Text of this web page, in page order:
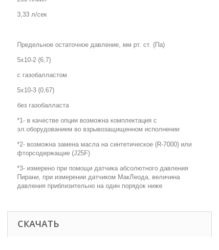
3,33 л/сек
Предельное остаточное давление, мм рт. ст. (Па)
5x10-2 (6,7)
с газобалластом
5x10-3 (0,67)
без газобалласта
*1- в качестве опции возможна комплектация с
эл.оборудованием во взрывозащищенном исполнении
*2- возможна замена масла на синтетическое (R-7000) или
фторсодержащие (J25F)
*3- измерено при помощи датчика абсолютного давления
Пирани, при измерении датчиком МакЛеода, величина
давления приблизительно на один порядок ниже
СКАЧАТЬ